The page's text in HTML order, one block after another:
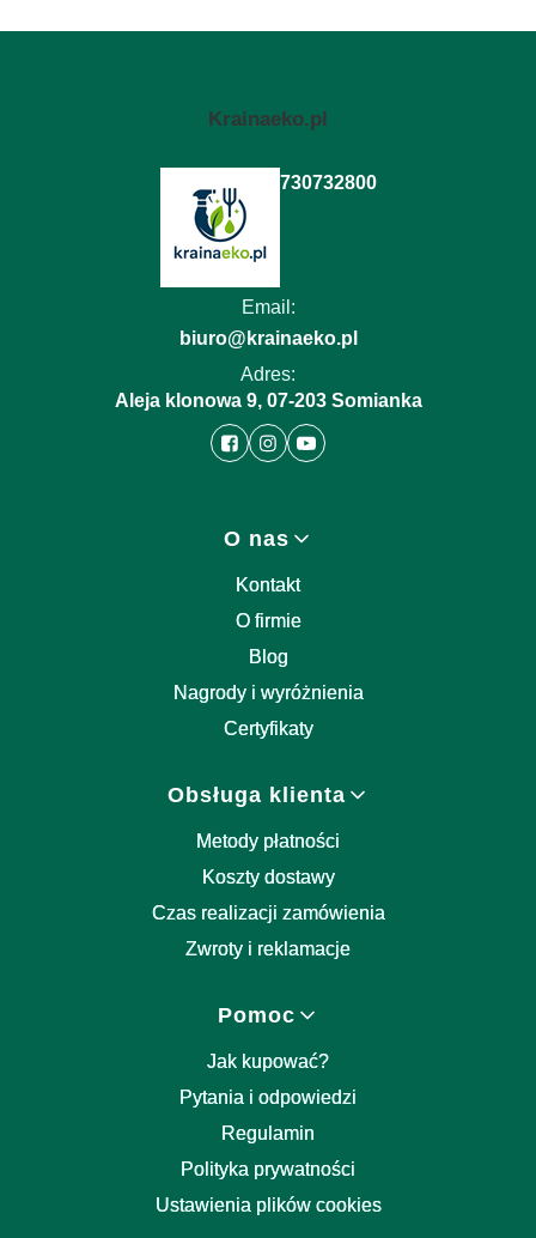
Krainaeko.pl
730732800
Email:
biuro@krainaeko.pl
Adres:
Aleja klonowa 9, 07-203 Somianka
O nas
Kontakt
O firmie
Blog
Nagrody i wyróżnienia
Certyfikaty
Obsługa klienta
Metody płatności
Koszty dostawy
Czas realizacji zamówienia
Zwroty i reklamacje
Pomoc
Jak kupować?
Pytania i odpowiedzi
Regulamin
Polityka prywatności
Ustawienia plików cookies